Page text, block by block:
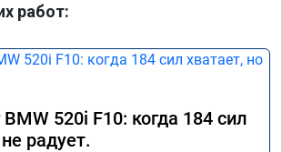
работ:
520i F10: когда 184 сил
радует.